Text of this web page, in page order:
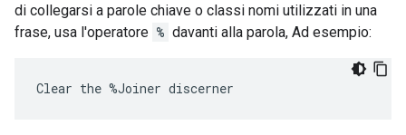
di collegarsi a parole chiave o classi nomi utilizzati in una
frase, usa l'operatore % davanti alla parola, Ad esempio: